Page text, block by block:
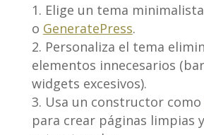
Elige un tema
o GeneratePress.
Personaliza el tema
elementos innecesarios
widgets excesivos).
Usa un constructor como
para crear páginas limpias y